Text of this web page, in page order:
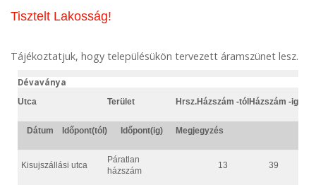
Tisztelt Lakosság!
Tájékoztatjuk, hogy településükön tervezett áramszünet lesz.
Dévaványa
Utca Terület Hrsz.Házszám -tól Házszám -ig
Dátum Időpont(tól) Időpont(ig) Megjegyzés
Kisujszállási utca
Páratlan
házszám
13 39